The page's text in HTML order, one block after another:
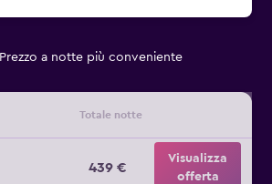
Prezzo a notte più conveniente
Totale notte
439 €
Visualizza
offerta